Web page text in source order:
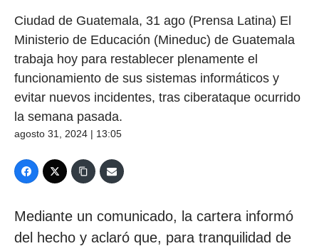
Ciudad de Guatemala, 31 ago (Prensa Latina) El
Ministerio de Educación (Mineduc) de Guatemala
trabaja hoy para restablecer plenamente el
funcionamiento de sus sistemas informáticos y
evitar nuevos incidentes, tras ciberataque ocurrido
la semana pasada.
agosto 31, 2024 | 13:05
Mediante un comunicado, la cartera informó
del hecho y aclaró que, para tranquilidad de